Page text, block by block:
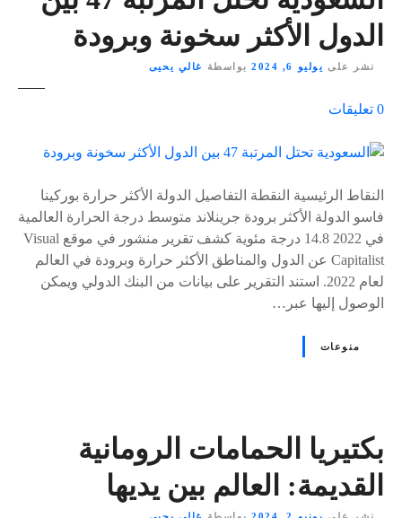
الدول الأكثر سخونة وبرودة
نشر على يوليو 6, 2024 بواسطة غالي يحيى
0 تعليقات
ى
s
النقاط الرئيسية النقطة التفاصيل الدولة الأكثر حرارة بوركينا
فاسو الدولة الأكثر برودة جرينلاند متوسط درجة الحرارة العالمية
في 2022 14.8 درجة مئوية كشف تقرير منشور في موقع Visual
Capitalist عن الدول والمناطق الأكثر حرارة وبرودة في العالم
لعام 2022. استند التقرير على بيانات من البنك الدولي ويمكن
الوصول إليها عبر…
منوعات
بكتيريا الحمامات الرومانية
القديمة: العالم بين يديها